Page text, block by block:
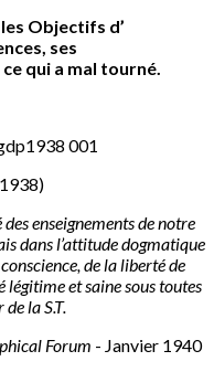
Objectifs d’
ses
qui a mal tourné.
enseignements de notre
dans l’attitude dogmatique
de la liberté de
légitime et saine sous toutes
la S.T.
Forum - Janvier 1940